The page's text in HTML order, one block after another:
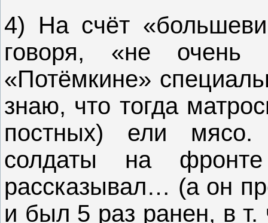
4) На счёт
говоря, «не очень
«Потёмкине»
знаю, что тогда
постных) ели мясо.
солдаты на
рассказывал… (а он
и был 5 раз ранен, в